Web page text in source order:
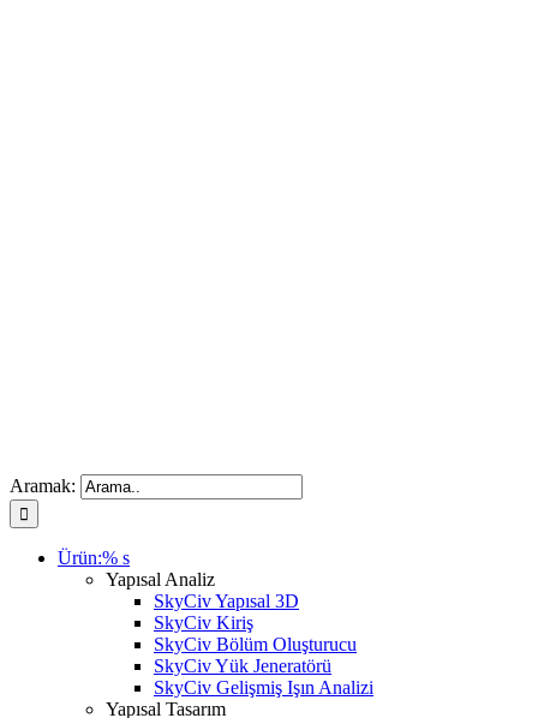
Aramak:
Ürün:% s
Yapısal Analiz
SkyCiv Yapısal 3D
SkyCiv Kiriş
SkyCiv Bölüm Oluşturucu
SkyCiv Yük Jeneratörü
SkyCiv Gelişmiş Işın Analizi
Yapısal Tasarım